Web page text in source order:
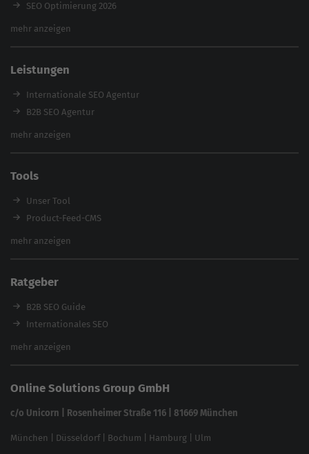
SEO Optimierung 2026
Backlink-Audit 2026
Referenzen
E-Books
Magazin
mehr anzeigen
Leistungen
Internationale SEO Agentur
B2B SEO Agentur
Inhouse SEO Agentur
Enterprise SEO Agentur
Workshops
mehr anzeigen
Tools
Unser Tool
Product-Feed-CMS
Website Analyse
Backlink-Check
Ladezeiten-Check
Brand Protection Tool
Website SEO Check
feed2content.ai
mehr anzeigen
Ratgeber
B2B SEO Guide
Internationales SEO
eCommerce SEO
In ChatGPT gefunden werden
Linkbuilding 2025
Local SEO
mehr anzeigen
Online Solutions Group GmbH
c/o Unicorn | Rosenheimer Straße 116 | 81669 München
München Düsseldorf| Bochum Hamburg Ulm